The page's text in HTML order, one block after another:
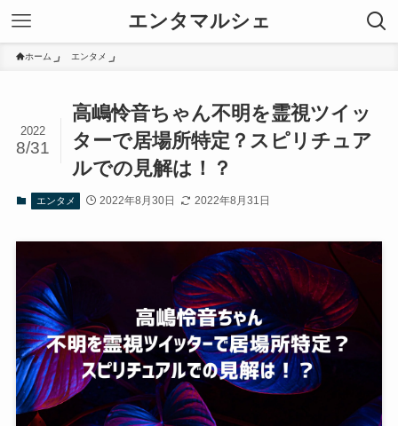
エンタマルシェ
ホーム エンタメ
高嶋怜音ちゃん不明を霊視ツイッ
ターで居場所特定？スピリチュア
ルでの見解は！？
2022
8/31
エンタメ 2022年8月30日 2022年8月31日